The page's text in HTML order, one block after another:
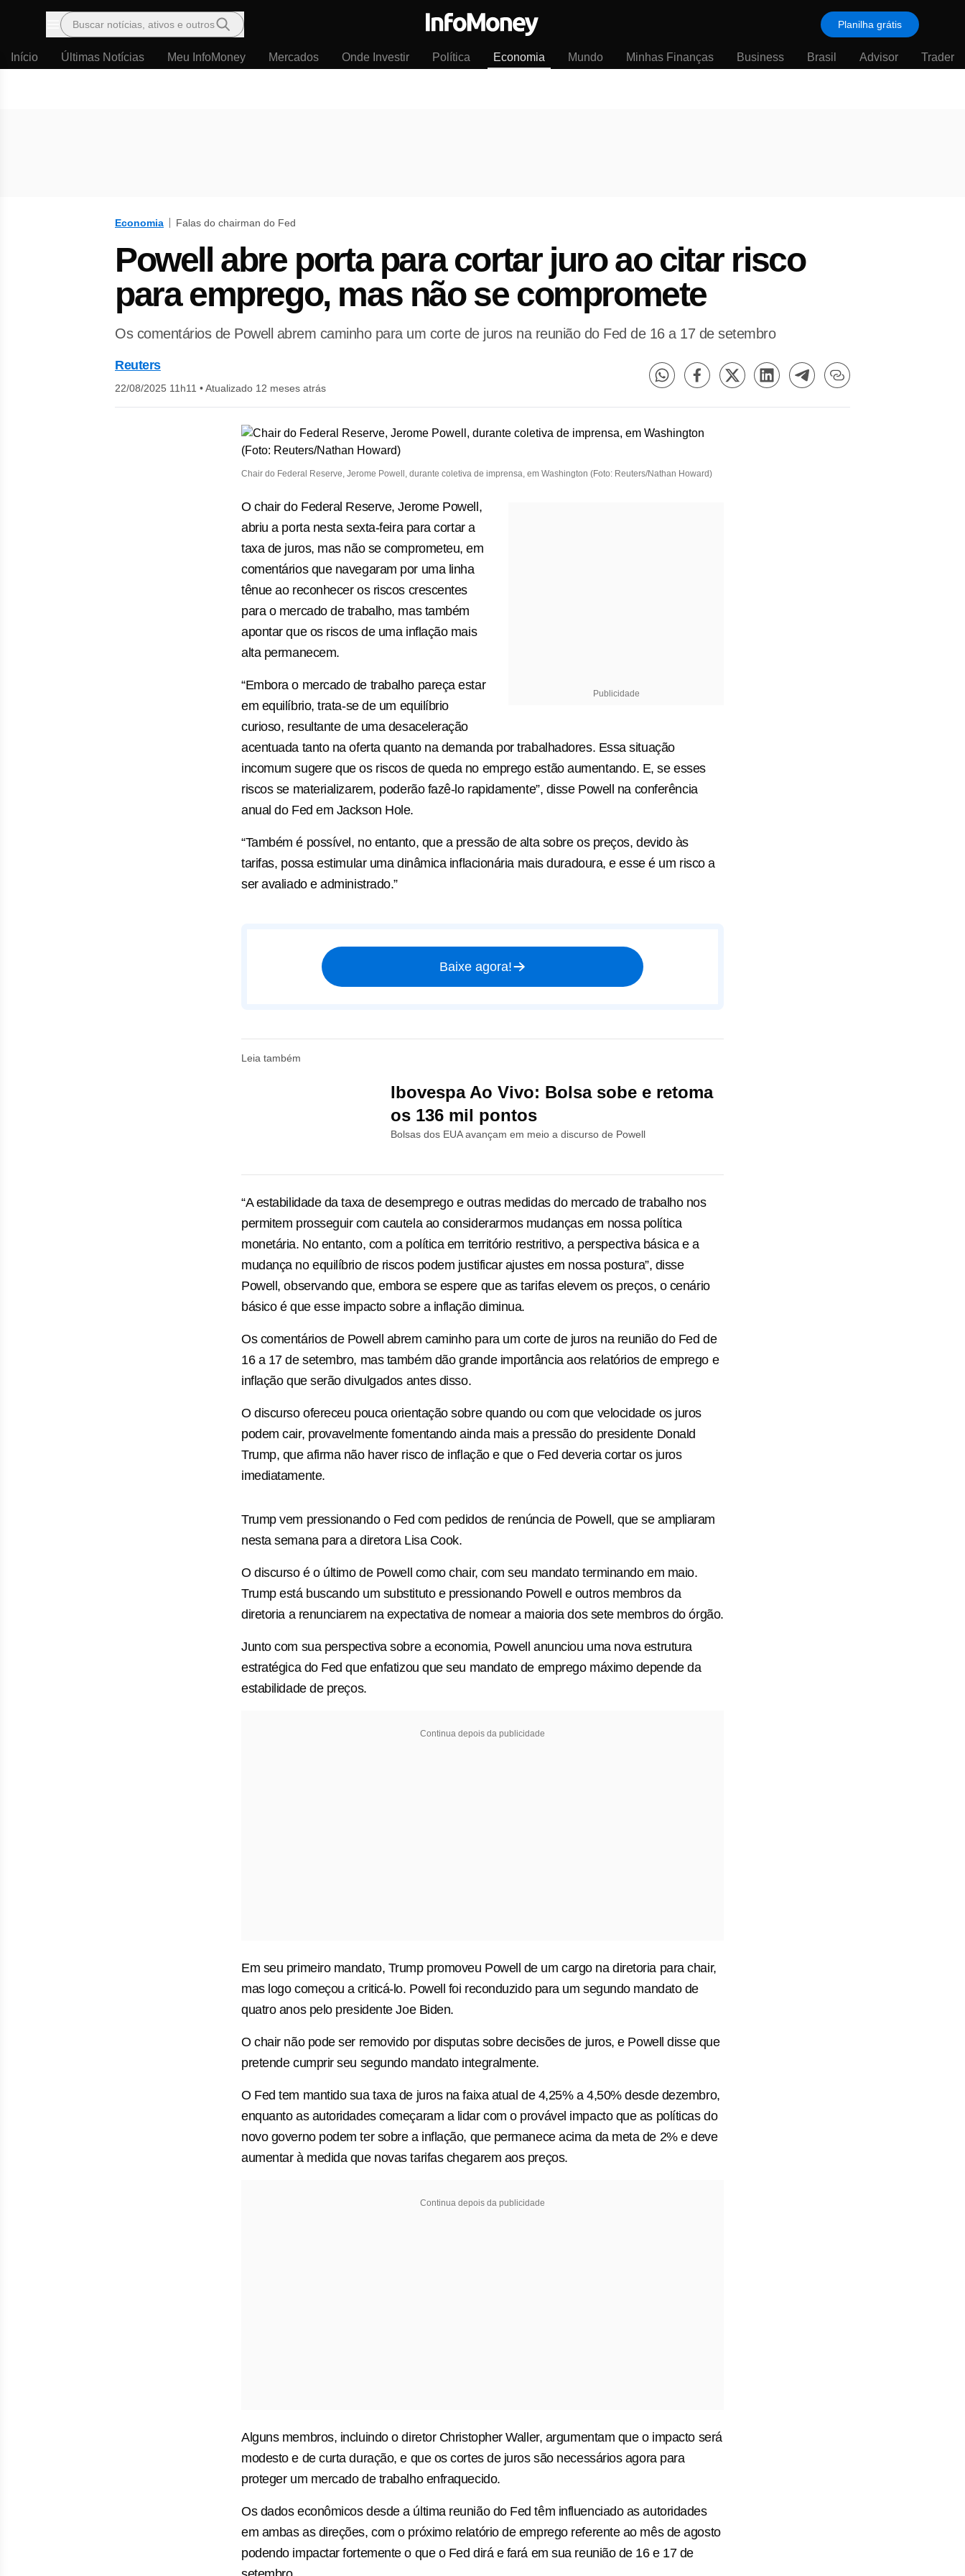
Menu
Buscar notícias, ativos e outros Planilha grátis
Início Últimas Notícias Meu InfoMoney Mercados Onde Investir Política Economia Mundo Minhas Finanças Business Brasil Advisor Trader
Economia Falas do chairman do Fed
Powell abre porta para cortar juro ao citar risco
para emprego, mas não se compromete
Os comentários de Powell abrem caminho para um corte de juros na reunião do Fed de 16 a 17 de setembro
Reuters
22/08/2025 11h11 •Atualizado 12 meses atrás
Chair do Federal Reserve, Jerome Powell, durante coletiva de imprensa, em Washington (Foto: Reuters/Nathan Howard)
Publicidade
O chair do Federal Reserve, Jerome Powell,
abriu a porta nesta sexta-feira para cortar a
taxa de juros, mas não se comprometeu, em
comentários que navegaram por uma linha
tênue ao reconhecer os riscos crescentes
para o mercado de trabalho, mas também
apontar que os riscos de uma inflação mais
alta permanecem.
“Embora o mercado de trabalho pareça estar
em equilíbrio, trata-se de um equilíbrio
curioso, resultante de uma desaceleração
acentuada tanto na oferta quanto na demanda por trabalhadores. Essa situação
incomum sugere que os riscos de queda no emprego estão aumentando. E, se esses
riscos se materializarem, poderão fazê-lo rapidamente”, disse Powell na conferência
anual do Fed em Jackson Hole.
“Também é possível, no entanto, que a pressão de alta sobre os preços, devido às
tarifas, possa estimular uma dinâmica inflacionária mais duradoura, e esse é um risco a
ser avaliado e administrado.”
Baixe agora!
Leia também
Ibovespa Ao Vivo: Bolsa sobe e retoma
os 136 mil pontos
Bolsas dos EUA avançam em meio a discurso de Powell
“A estabilidade da taxa de desemprego e outras medidas do mercado de trabalho nos
permitem prosseguir com cautela ao considerarmos mudanças em nossa política
monetária. No entanto, com a política em território restritivo, a perspectiva básica e a
mudança no equilíbrio de riscos podem justificar ajustes em nossa postura”, disse
Powell, observando que, embora se espere que as tarifas elevem os preços, o cenário
básico é que esse impacto sobre a inflação diminua.
Os comentários de Powell abrem caminho para um corte de juros na reunião do Fed de
16 a 17 de setembro, mas também dão grande importância aos relatórios de emprego e
inflação que serão divulgados antes disso.
O discurso ofereceu pouca orientação sobre quando ou com que velocidade os juros
podem cair, provavelmente fomentando ainda mais a pressão do presidente Donald
Trump, que afirma não haver risco de inflação e que o Fed deveria cortar os juros
imediatamente.
Trump vem pressionando o Fed com pedidos de renúncia de Powell, que se ampliaram
nesta semana para a diretora Lisa Cook.
O discurso é o último de Powell como chair, com seu mandato terminando em maio.
Trump está buscando um substituto e pressionando Powell e outros membros da
diretoria a renunciarem na expectativa de nomear a maioria dos sete membros do órgão.
Junto com sua perspectiva sobre a economia, Powell anunciou uma nova estrutura
estratégica do Fed que enfatizou que seu mandato de emprego máximo depende da
estabilidade de preços.
Continua depois da publicidade
Em seu primeiro mandato, Trump promoveu Powell de um cargo na diretoria para chair,
mas logo começou a criticá-lo. Powell foi reconduzido para um segundo mandato de
quatro anos pelo presidente Joe Biden.
O chair não pode ser removido por disputas sobre decisões de juros, e Powell disse que
pretende cumprir seu segundo mandato integralmente.
O Fed tem mantido sua taxa de juros na faixa atual de 4,25% a 4,50% desde dezembro,
enquanto as autoridades começaram a lidar com o provável impacto que as políticas do
novo governo podem ter sobre a inflação, que permanece acima da meta de 2% e deve
aumentar à medida que novas tarifas chegarem aos preços.
Continua depois da publicidade
Alguns membros, incluindo o diretor Christopher Waller, argumentam que o impacto será
modesto e de curta duração, e que os cortes de juros são necessários agora para
proteger um mercado de trabalho enfraquecido.
Os dados econômicos desde a última reunião do Fed têm influenciado as autoridades
em ambas as direções, com o próximo relatório de emprego referente ao mês de agosto
podendo impactar fortemente o que o Fed dirá e fará em sua reunião de 16 e 17 de